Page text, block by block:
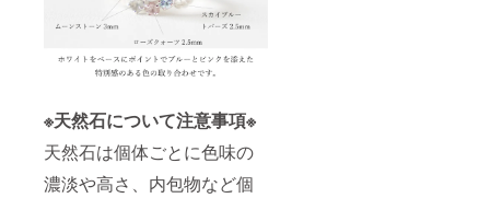
※天然石について注意事項※
天然石は個体ごとに色味の
濃淡や高さ、内包物など個